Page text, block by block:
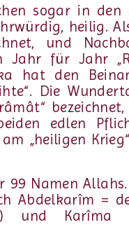
sogar in den
heilig.
und
Jahr für Jahr
hat den
Die
edlen
„heiligen
99 Namen
Abdelkarîm =
und Karîma